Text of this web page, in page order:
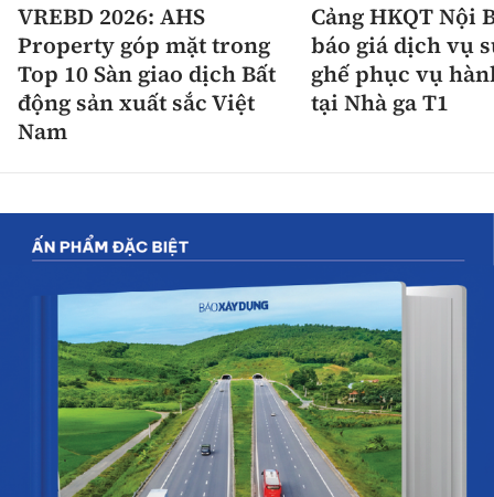
VREBD 2026: AHS
Property góp mặt trong
Top 10 Sàn giao dịch Bất
động sản xuất sắc Việt
Nam
Cảng HKQT Nội
báo giá dịch vụ
ghế phục vụ
tại Nhà ga T1